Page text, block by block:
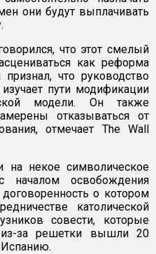
они будут выплачивать
что этот смелый
как реформа
что руководство
пути модификации
модели. Он также
отказываться от
отмечает The Wall
на некое символическое
началом освобождения
о котором
католической
совести, которые
за решетки вышли 20